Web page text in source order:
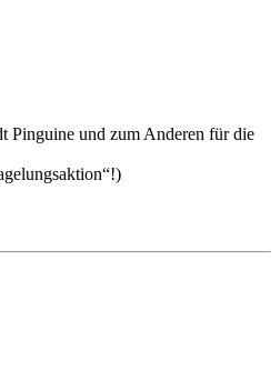
Pinguine und zum Anderen für die